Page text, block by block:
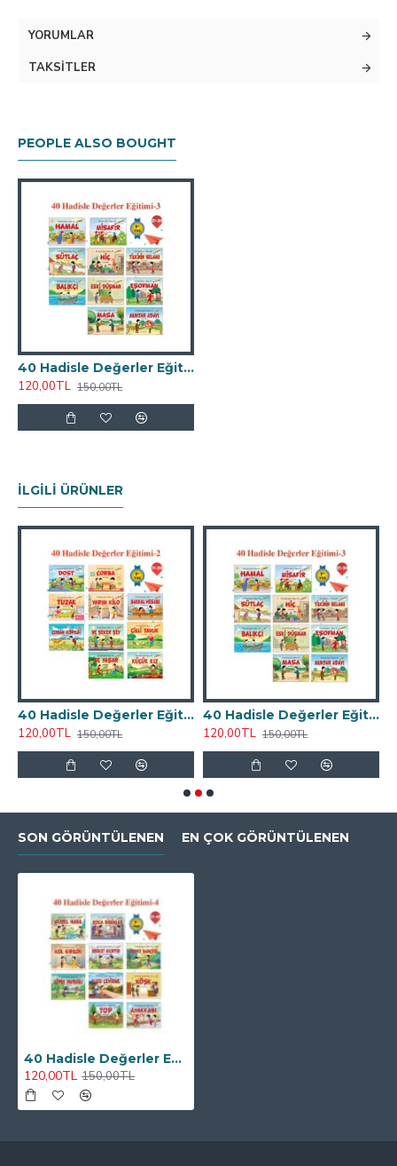
değerlerimizi hadîs-i şerîflerle öğrenecek, hikâyerlere
hayatımıza nasıl tatbik edebilirizi uygulamalı olarak
ISBN No
Sayfa Sayısı
Ebat
Kağıt Türü
Cilt Özellikleri
YORUMLAR
TAKSITLER
PEOPLE ALSO BOUGHT
40 Hadisle Değerler Eğitimi - 3 - Ekrem Bektaş
120,00TL 150,00TL
İLGILI ÜRÜNLER
40 Hadisle Değerler Eğitimi - 2 - Ekrem Bektaş
120,00TL 150,00TL
40 Hadisle Değerler Eğitimi - 3 - Ekrem Bektaş
120,00TL 150,00TL
SON GÖRÜNTÜLENEN EN ÇOK GÖRÜNTÜLENEN
40 Hadisle Değerler Eğitimi - 4 - Ekrem Bektaş
120,00TL 150,00TL